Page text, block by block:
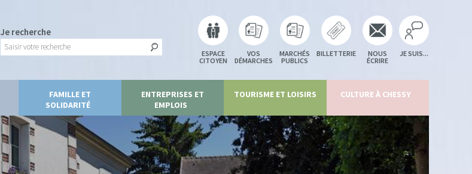
Je recherche
ESPACE
CITOYEN
VOS
DÉMARCHES
MARCHÉS
PUBLICS
BILLETTERIE
NOUS
ÉCRIRE
JE SUIS...
FAMILLE ET
SOLIDARITÉ
ENTREPRISES ET
EMPLOIS
TOURISME ET LOISIRS CULTURE À CHESSY